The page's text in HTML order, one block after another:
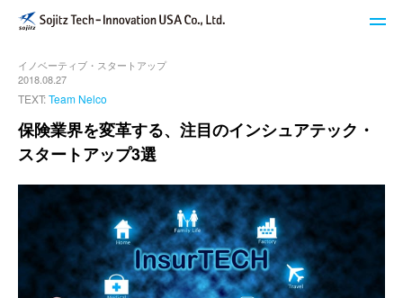
STech I USAのサービス
ブログ
キーワードで探す
STech I USAについて
イノベーティブ・スタートアップ
2018.08.27
TEXT:Team Nelco
保険業界を変革する、注目のインシュアテック・
スタートアップ3選